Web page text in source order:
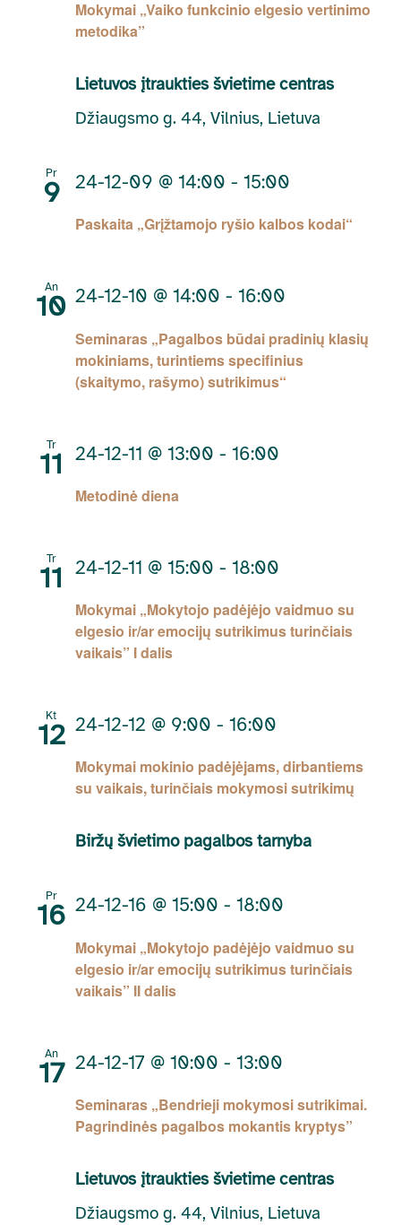
Mokymai „Vaiko funkcinio elgesio vertinimo
metodika”
Lietuvos įtraukties švietime centras
Džiaugsmo g. 44, Vilnius, Lietuva
Pr
9
Paskaita „Grįžtamojo ryšio kalbos kodai“
24-12-09 @ 14:00 - 15:00
An
10
Seminaras „Pagalbos būdai pradinių klasių
mokiniams, turintiems specifinius
(skaitymo, rašymo) sutrikimus“
24-12-10 @ 14:00 - 16:00
Tr
11
Metodinė diena
24-12-11 @ 13:00 - 16:00
Tr
11
Mokymai „Mokytojo padėjėjo vaidmuo su
elgesio ir/ar emocijų sutrikimus turinčiais
vaikais” I dalis
24-12-11 @ 15:00 - 18:00
Kt
12
Mokymai mokinio padėjėjams, dirbantiems
su vaikais, turinčiais mokymosi sutrikimų
24-12-12 @ 9:00 - 16:00
Biržų švietimo pagalbos tarnyba
Pr
16
Mokymai „Mokytojo padėjėjo vaidmuo su
elgesio ir/ar emocijų sutrikimus turinčiais
vaikais” II dalis
24-12-16 @ 15:00 - 18:00
An
17
Seminaras „Bendrieji mokymosi sutrikimai.
Pagrindinės pagalbos mokantis kryptys”
24-12-17 @ 10:00 - 13:00
Lietuvos įtraukties švietime centras
Džiaugsmo g. 44, Vilnius, Lietuva